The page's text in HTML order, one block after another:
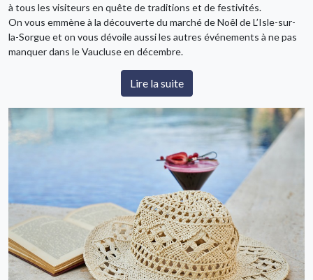
à tous les visiteurs en quête de traditions et de festivités.
On vous emmène à la découverte du marché de Noêl de L’Isle-sur-
la-Sorgue et on vous dévoile aussi les autres événements à ne pas
manquer dans le Vaucluse en décembre.
Lire la suite